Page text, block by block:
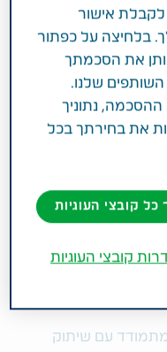
משפחה
עם שיתוק
לקבלת אישור
בלחיצה על כפתור
נותן את הסכמתך
השותפים שלנו.
נתוניך
את בחירתך בכל
כל קובצי העוגיות
קובצי העוגיות